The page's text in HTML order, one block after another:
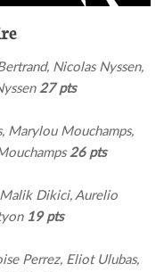
Nicolas Nyssen,
27 pts
Marylou Mouchamps,
26 pts
Dikici, Aurelio
19 pts
Perrez, Eliot Ulubas,